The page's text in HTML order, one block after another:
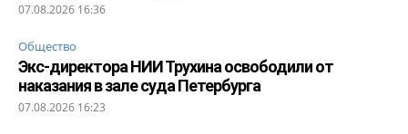
07.08.2026 16:36
Общество
Экс-директора НИИ Трухина освободили от
наказания в зале суда Петербурга
07.08.2026 16:23